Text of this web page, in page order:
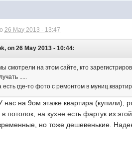
26 May 2013 - 13:47
on 26 May 2013 - 10:44:
смотрели на этом сайте, кто
.....
есть где-то фото с ремонтом в
нас на 9ом этаже квартира (купили),
в потолок, на кухне есть фартук из
но тоже дешевенькие.